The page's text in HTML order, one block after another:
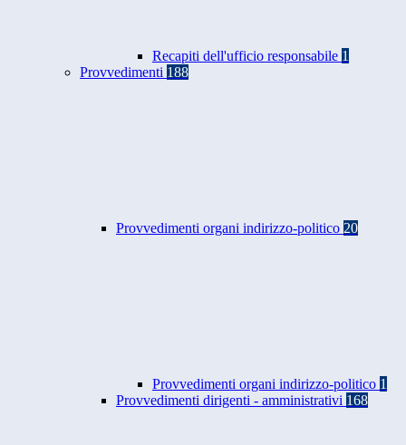
Recapiti dell'ufficio responsabile 1
Provvedimenti 188
Provvedimenti organi indirizzo-politico 20
Provvedimenti organi indirizzo-politico 1
Provvedimenti dirigenti - amministrativi 168